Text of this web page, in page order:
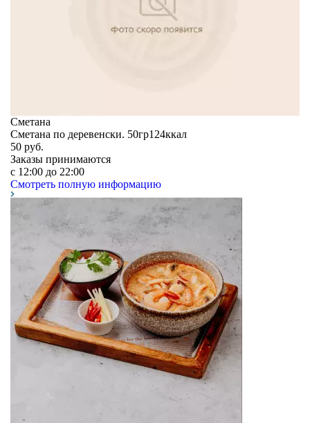
Сметана
Сметана по деревенски. 50гр124ккал
50 руб.
Заказы принимаются
c 12:00 до 22:00
Смотреть полную информацию